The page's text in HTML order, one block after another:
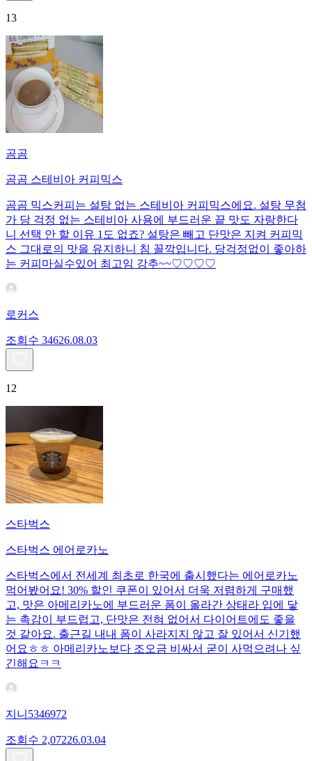
13
곰곰
곰곰 스테비아 커피믹스
곰곰 믹스커피는 설탕 없는 스테비아 커피믹스에요. 설탕 무첨
가 당 걱정 없는 스테비아 사용에 부드러운 끝 맛도 자랑한다
니 선택 안 할 이유 1도 없죠? 설탕은 빼고 단맛은 지켜 커피믹
스 그대로의 맛을 유지하니 침 꼴깍입니다. 당걱정없이 좋아하
는 커피마실수있어 최고임 강추~~♡♡♡♡
로커스
조회수 34626.08.03
12
스타벅스
스타벅스 에어로카노
스타벅스에서 전세계 최초로 한국에 출시했다는 에어로카노
먹어봤어요! 30% 할인 쿠폰이 있어서 더욱 저렴하게 구매했
고, 맛은 아메리카노에 부드러운 폼이 올라간 상태라 입에 닿
는 촉감이 부드럽고, 단맛은 전혀 없어서 다이어트에도 좋을
것 같아요. 출근길 내내 폼이 사라지지 않고 잘 있어서 신기했
어요ㅎㅎ 아메리카노보다 조오금 비싸서 굳이 사먹으려나 싶
긴해요ㅋㅋ
지니5346972
조회수 2,07226.03.04